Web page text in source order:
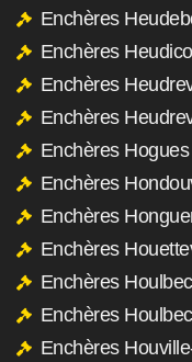
Enchères
Enchères
Enchères
Enchères
Enchères
Enchères
Enchères
Enchères
Enchères
Enchères
Enchères